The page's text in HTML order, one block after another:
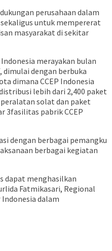
perusahaan dalam
untuk mempererat
masyarakat di sekitar
merayakan bulan
dengan berbuka
dimana CCEP Indonesia
lebih dari 2,400 paket
solat dan paket
3fasilitas pabrik CCEP
dengan berbagai pemangku
berbagai kegiatan
dapat menghasilkan
Fatmikasari, Regional
Indonesia dalam